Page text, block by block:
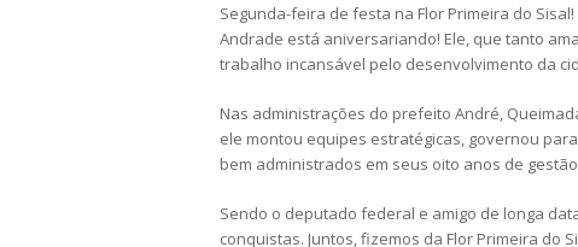
Segunda-feira de festa na Flor Primeira do
Andrade está aniversariando! Ele, que tanto
trabalho incansável pelo desenvolvimento da
Nas administrações do prefeito André,
ele montou equipes estratégicas, governou
bem administrados em seus oito anos de
Sendo o deputado federal e amigo de longa
conquistas. Juntos, fizemos da Flor Primeira do